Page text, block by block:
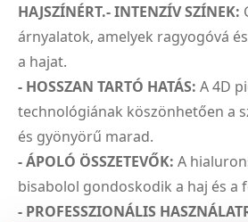
HAJSZÍNÉRT.- INTENZÍV SZÍNEK:
árnyalatok, amelyek ragyogóvá
a hajat.
- HOSSZAN TARTÓ HATÁS: A 4D
technológiának köszönhetően a
és gyönyörű marad.
- ÁPOLÓ ÖSSZETEVŐK: A
bisabolol gondoskodik a haj és a
- PROFESSZIONÁLIS